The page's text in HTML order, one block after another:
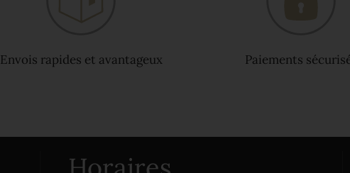
Envois rapides et avantageux Paiements